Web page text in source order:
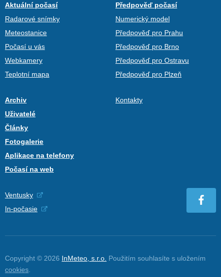
Aktuální počasí
Radarové snímky
Meteostanice
Počasí u vás
Webkamery
Teplotní mapa
Předpověď počasí
Numerický model
Předpověď pro Prahu
Předpověď pro Brno
Předpověď pro Ostravu
Předpověď pro Plzeň
Archiv
Uživatelé
Články
Fotogalerie
Aplikace na telefony
Počasí na web
Kontakty
Ventusky
In-počasie
Copyright © 2026 InMeteo, s.r.o. Použitím souhlasíte s uložením
cookies